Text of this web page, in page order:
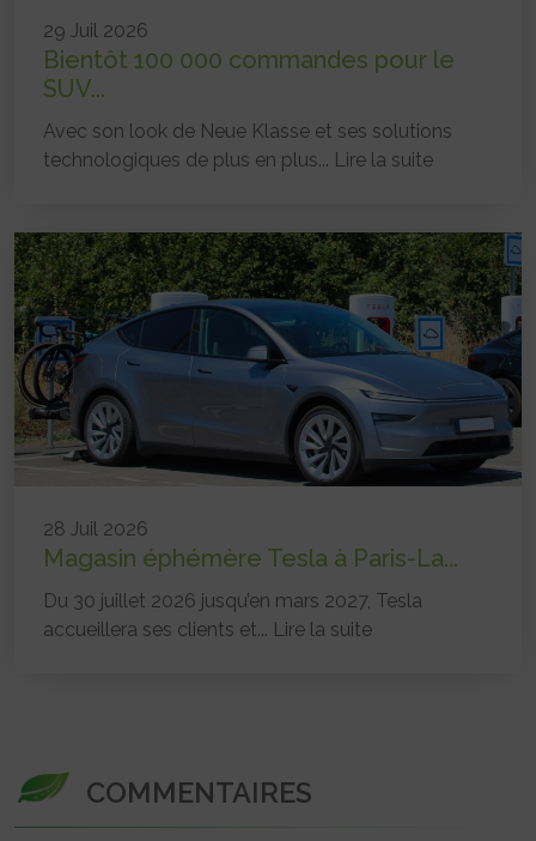
29 Juil 2026
Bientôt 100 000 commandes pour le
SUV...
Avec son look de Neue Klasse et ses solutions
technologiques de plus en plus... Lire la suite
28 Juil 2026
Magasin éphémère Tesla à Paris-La...
Du 30 juillet 2026 jusqu’en mars 2027, Tesla
accueillera ses clients et... Lire la suite
COMMENTAIRES